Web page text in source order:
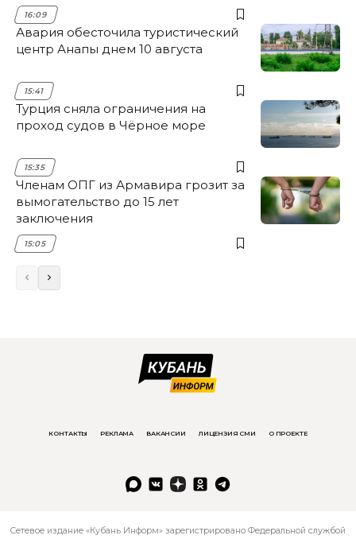
16:09
Авария обесточила туристический
центр Анапы днем 10 августа
15:41
Турция сняла ограничения на
проход судов в Чёрное море
15:35
Членам ОПГ из Армавира грозит за
вымогательство до 15 лет
заключения
15:05
КОНТАКТЫ РЕКЛАМА ВАКАНСИИ ЛИЦЕНЗИЯ СМИ О ПРОЕКТЕ
Сетевое издание «Кубань Информ» зарегистрировано Федеральной службой